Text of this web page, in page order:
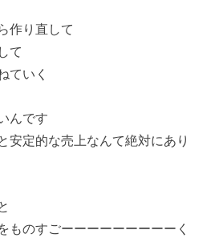
作り直して
て
ていく
んです
安定的な売上なんて絶対にあり
ものすごーーーーーーーーーく